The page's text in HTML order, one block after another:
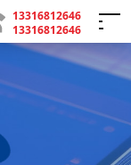
13316812646
13316812646